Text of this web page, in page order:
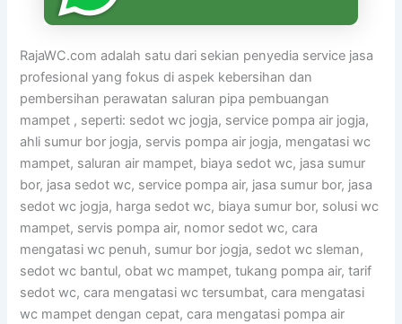
RajaWC.com adalah satu dari sekian penyedia service jasa
profesional yang fokus di aspek kebersihan dan
pembersihan perawatan saluran pipa pembuangan
mampet , seperti: sedot wc jogja, service pompa air jogja,
ahli sumur bor jogja, servis pompa air jogja, mengatasi wc
mampet, saluran air mampet, biaya sedot wc, jasa sumur
bor, jasa sedot wc, service pompa air, jasa sumur bor, jasa
sedot wc jogja, harga sedot wc, biaya sumur bor, solusi wc
mampet, servis pompa air, nomor sedot wc, cara
mengatasi wc penuh, sumur bor jogja, sedot wc sleman,
sedot wc bantul, obat wc mampet, tukang pompa air, tarif
sedot wc, cara mengatasi wc tersumbat, cara mengatasi
wc mampet dengan cepat, cara mengatasi pompa air